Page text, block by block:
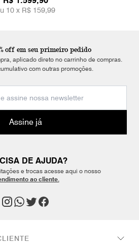
10 x R$ 159,99
off em seu primeiro pedido
aplicado direto no carrinho de compras.
com outras promoções.
Assine já
DE AJUDA?
e trocas acesse aqui o nosso
ao cliente.